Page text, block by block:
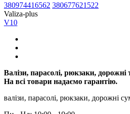
380974416562 380677621522
Valiza-plus
V10
Валізи, парасолі, рюкзаки,
На всі товари надаємо гарантію.
валізи, парасолі, рюкзаки, дорожні